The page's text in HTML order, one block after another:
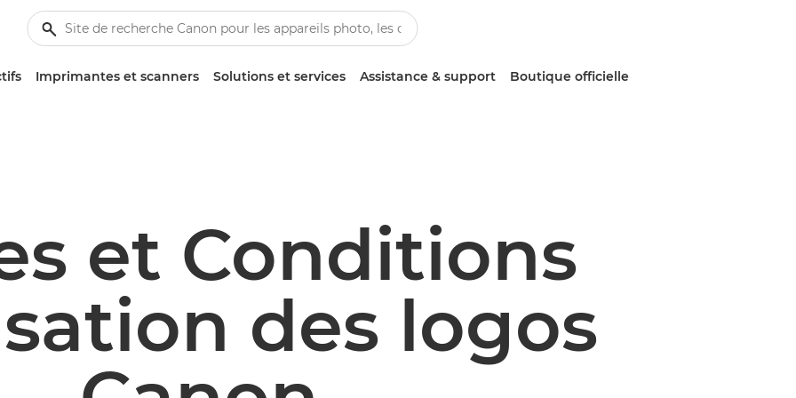
Imprimantes et scanners Solutions et services Assistance & support Boutique officielle
et Conditions
des logos